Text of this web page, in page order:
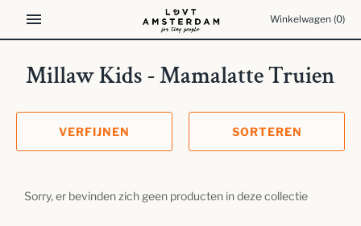
de
Winkelwagen (0)
Millaw Kids - Mamalatte Truien
VERFIJNEN SORTEREN
Sorry, er bevinden zich geen producten in deze collectie